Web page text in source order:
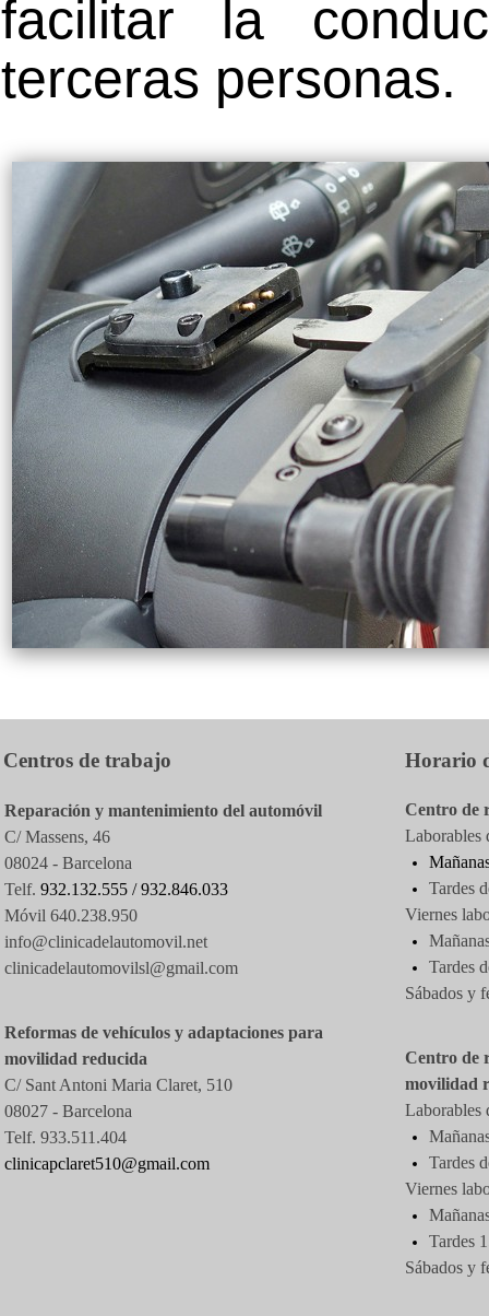
facilitar la
terceras personas.
Centros de trabajo
Reparación y mantenimiento del automóvil
C/ Massens, 46
08024 - Barcelona
Telf. 932.132.555 /932.846.033
Móvil 640.238.950
info@clinicadelautomovil.net
clinicadelautomovilsl@gmail.com
Horario
Reformas de vehículos y adaptaciones para
movilidad reducida
C/ Sant Antoni Maria Claret, 510
08027 - Barcelona
Telf. 933.511.404
clinicapclaret510@gmail.com
Centro de
Laborables
Tardes
Viernes
Tardes
Sábados y
Centro de
movilidad
Laborables
Tardes
Viernes
Tardes
Sábados y